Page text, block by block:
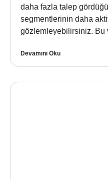
daha fazla talep
segmentlerinin daha
gözlemleyebilirsiniz. Bu
Devamını Oku